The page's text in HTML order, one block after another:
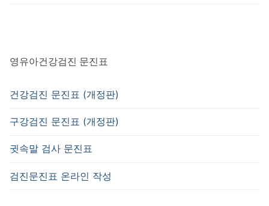
영유아건강검진 문진표
건강검진 문진표 (개정판)
구강검진 문진표 (개정판)
귓속말 검사 문진표
검진문진표 온라인 작성